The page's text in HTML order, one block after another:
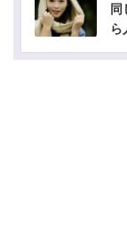
同
ら